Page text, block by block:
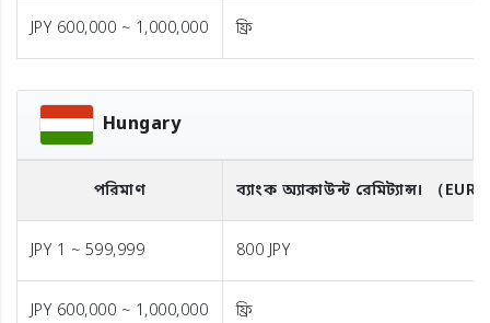
JPY 600,000 ~ 1,000,000 ফ্রি
Hungary
পরিমাণ ব্যাংক অ্যাকাউন্ট রেমিট্যান্স। （EUR
JPY 1 ~ 599,999 800 JPY
JPY 600,000 ~ 1,000,000 ফ্রি